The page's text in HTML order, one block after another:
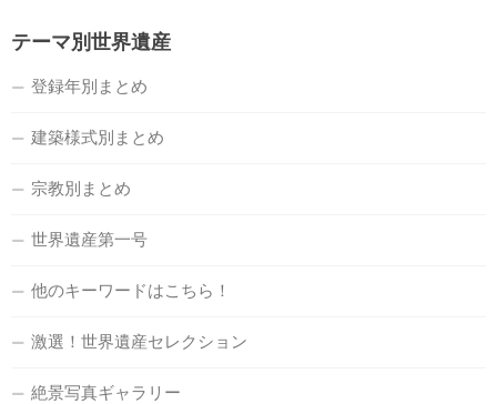
テーマ別世界遺産
登録年別まとめ
建築様式別まとめ
宗教別まとめ
世界遺産第一号
他のキーワードはこちら！
激選！世界遺産セレクション
絶景写真ギャラリー